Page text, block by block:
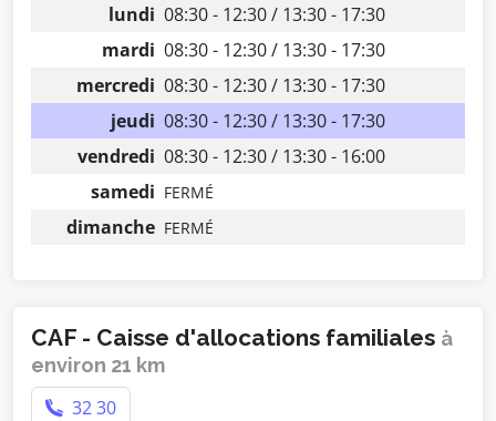
lundi 08:30 - 12:30 / 13:30 - 17:30
mardi 08:30 - 12:30 / 13:30 - 17:30
mercredi 08:30 - 12:30 / 13:30 - 17:30
jeudi 08:30 - 12:30 / 13:30 - 17:30
vendredi 08:30 - 12:30 / 13:30 - 16:00
samedi FERMÉ
dimanche FERMÉ
CAF - Caisse d'allocations familiales à
environ 21 km
32 30